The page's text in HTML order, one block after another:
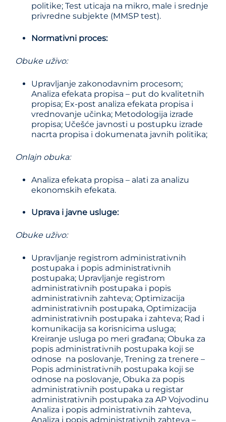
politike; Test uticaja na mikro, male i srednje
privredne subjekte (MMSP test).
Normativni proces:
Obuke uživo:
Upravljanje zakonodavnim procesom;
Analiza efekata propisa – put do kvalitetnih
propisa; Ex-post analiza efekata propisa i
vrednovanje učinka; Metodologija izrade
propisa; Učešće javnosti u postupku izrade
nacrta propisa i dokumenata javnih politika;
Onlajn obuka:
Analiza efekata propisa – alati za analizu
ekonomskih efekata.
Uprava i javne usluge:
Obuke uživo:
Upravljanje registrom administrativnih
postupaka i popis administrativnih
postupaka; Upravljanje registrom
administrativnih postupaka i popis
administrativnih zahteva; Optimizacija
administrativnih postupaka, Optimizacija
administrativnih postupaka i zahteva; Rad i
komunikacija sa korisnicima usluga;
Kreiranje usluga po meri građana; Obuka za
popis administrativnih postupaka koji se
odnose na poslovanje, Trening za trenere –
Popis administrativnih postupaka koji se
odnose na poslovanje, Obuka za popis
administrativnih postupaka u registar
administrativnih postupaka za AP Vojvodinu
Analiza i popis administrativnih zahteva,
Analiza i popis administrativnih zahteva –